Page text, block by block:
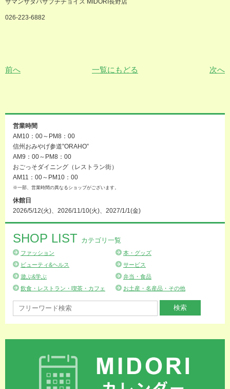
サマンサタバサプチチョイス MIDORI長野店
026-223-6882
前へ 一覧にもどる 次へ
営業時間
AM10：00～PM8：00
信州おみやげ参道”ORAHO”
AM9：00～PM8：00
おごっそダイニング（レストラン街）
AM11：00～PM10：00
※一部、営業時間の異なるショップがございます。
休館日
2026/5/12(火)、2026/11/10(火)、2027/1/1(金)
SHOP LIST カテゴリ一覧
ファッション
本・グッズ
ビューティ&ヘルス
サービス
遊ぶ&学ぶ
弁当・食品
飲食・レストラン・喫茶・カフェ
お土産・名産品・その他